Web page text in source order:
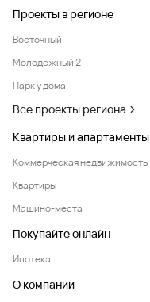
Проекты в регионе
Восточный
Молодежный 2
Парк у дома
Все проекты региона
Квартиры и апартаменты
Коммерческая недвижимость
Квартиры
Машино-места
Покупайте онлайн
Ипотека
О компании